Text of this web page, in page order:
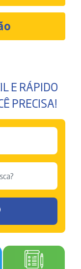
E RÁPIDO
PRECISA!